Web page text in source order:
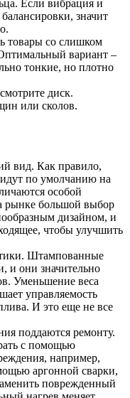
Если вибрация и
значит
товары со слишком
вариант –
тонкие, но плотно
диск.
или сколов.
вид. Как правило,
по умолчанию на
особой
рынке большой выбор
дизайном, и
чтобы улучшить
Штампованные
и они значительно
Уменьшение веса
управляемость
И это еще не все
поддаются ремонту.
с помощью
например,
аргонной сварки,
поврежденный